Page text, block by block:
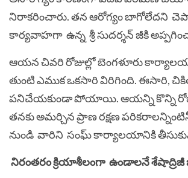
నిరాకరించారు. తన ఆరోగ్యం బాగోలేదని
కార్యవాహగా ఉన్న శ్రీ సుదర్శన్ జీకి
ఆయన చివరి రోజుల్లో బెంగళూరు
తుంటి ఎముక ఒకసారి విరిగింది. ఈసారి,
పనిచేయకుండా పోయాయి. ఆయన్ని కొన్ని
తనకు అమర్చిన ప్రాణ రక్షణ
నుండి వారిని సంఘ్ కార్యాలయానికి
నిరంతరం క్రియాశీలంగా ఉండాలనే శేషాద్రిజీ